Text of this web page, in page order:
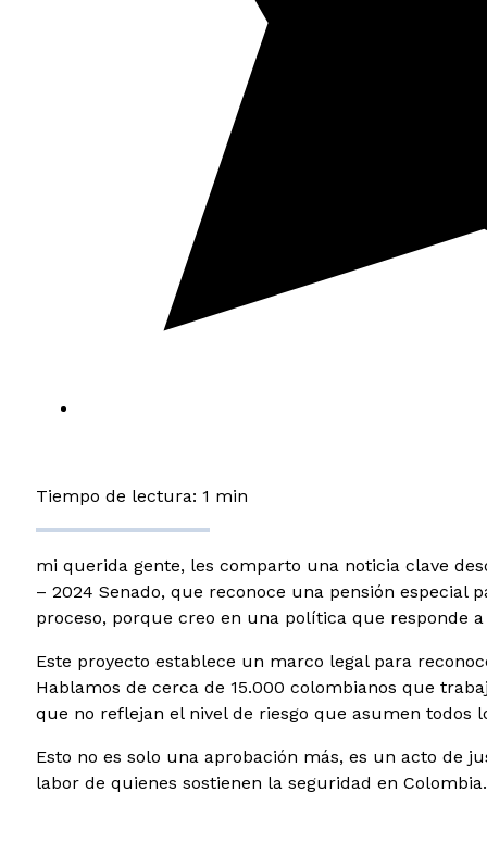
Tiempo de lectura: 1 min
mi querida gente, les comparto una noticia clave
– 2024 Senado, que reconoce una pensión especial
proceso, porque creo en una política que responde
Este proyecto establece un marco legal para
Hablamos de cerca de 15.000 colombianos que
que no reflejan el nivel de riesgo que asumen todos
Esto no es solo una aprobación más, es un acto de
labor de quienes sostienen la seguridad en Colombia.